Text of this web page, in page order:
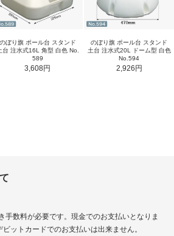
のぼり旗 ポール台 スタンド
台 注水式16L 角型 白色 No.
589
3,608円
のぼり旗 ポール台 スタンド
土台 注水式20L ドーム型 白色
No.594
2,926円
手数料が必要です。現金でのお支払いとなりま
ットカードでのお支払いは出来ません。